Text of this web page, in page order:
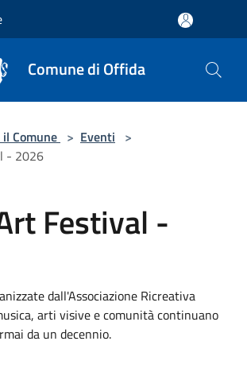
Comune di Offida
Comune > Eventi >
- 2026
Festival -
dall'Associazione Ricreativa
arti visive e comunità continuano
da un decennio.